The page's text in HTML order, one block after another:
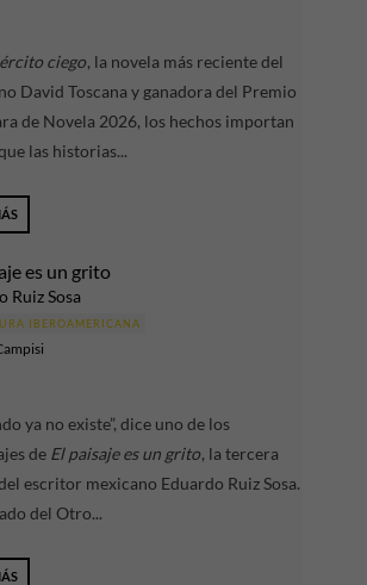
ciego, la novela más reciente del
David Toscana y ganadora del Premio
de Novela 2026, los hechos importan
las historias...
es un grito
Ruiz Sosa
IBEROAMERICANA
ya no existe”, dice uno de los
de El paisaje es un grito, la tercera
escritor mexicano Eduardo Ruiz Sosa.
del Otro...